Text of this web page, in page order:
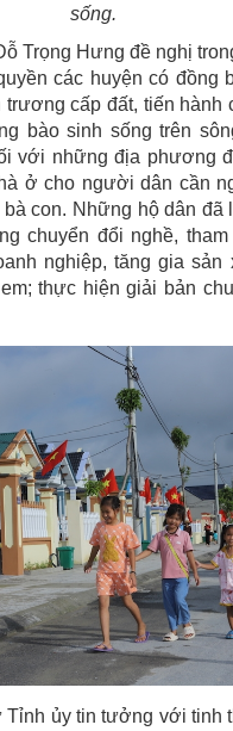
sống.
Trọng Hưng đề nghị
các huyện có đồng
trương cấp đất, tiến hành
bào sinh sống trên
với những địa phương
ở cho người dân cần
con. Những hộ dân đã
chuyển đổi nghề,
nghiệp, tăng gia sản
thực hiện giải bản
ủy tin tưởng với tinh